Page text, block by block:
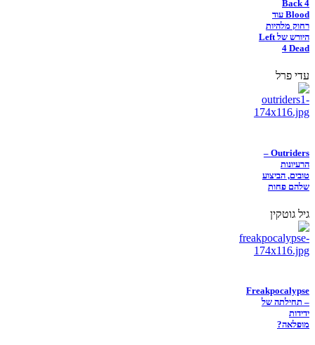
Back 4
Blood עוד
רחוק מלהיות
היורש של Left
4 Dead
עדי פרל
Outriders –
הרעיונות
טובים, הביצוע
שלהם פחות
גיל גוטקין
Freakpocalypse
– תחילתה של
ידידות
מופלאה?